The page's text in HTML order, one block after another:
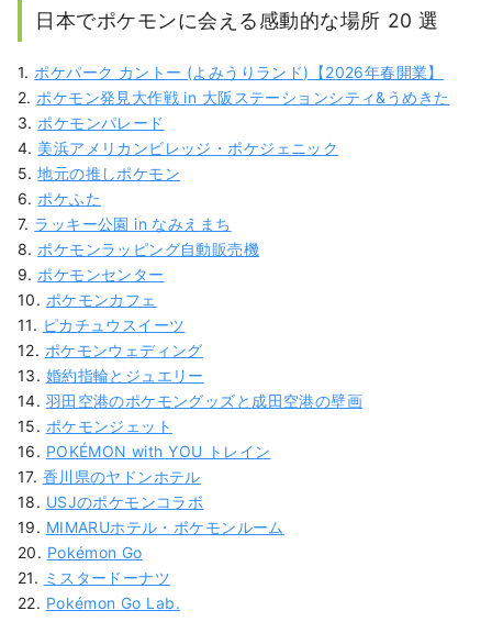
日本でポケモンに会える感動的な場所 20 選
1. ポケパーク カントー (よみうりランド)【2026年春開業】
2. ポケモン発見大作戦 in 大阪ステーションシティ&うめきた
3. ポケモンパレード
4. 美浜アメリカンビレッジ・ポケジェニック
5.地元の推しポケモン
6. ポケふた
7. ラッキー公園 in なみえまち
8. ポケモンラッピング自動販売機
9. ポケモンセンター
10. ポケモンカフェ
11. ピカチュウスイーツ
12. ポケモンウェディング
13. 婚約指輪とジュエリー
14. 羽田空港のポケモングッズと成田空港の壁画
15. ポケモンジェット
16. POKÉMON with YOU トレイン
17. 香川県のヤドンホテル
18. USJのポケモンコラボ
19. MIMARUホテル・ポケモンルーム
20. Pokémon Go
21. ミスタードーナツ
22. Pokémon Go Lab.